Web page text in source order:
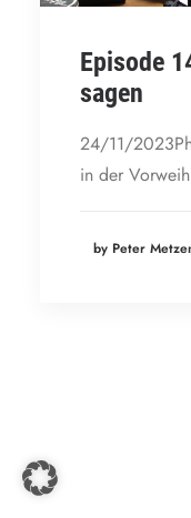
Episode
sagen
24/11/
in der
by Peter